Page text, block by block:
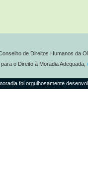
de Direitos Humanos da
o Direito à Moradia Adequada,
foi orgulhosamente